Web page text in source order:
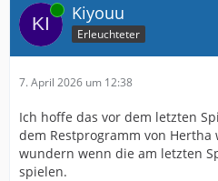
Online Kiyouu
Erleuchteter
7. April 2026 um 12:38
Ich hoffe das vor dem letzten
dem Restprogramm von
wundern wenn die am letzten
spielen.